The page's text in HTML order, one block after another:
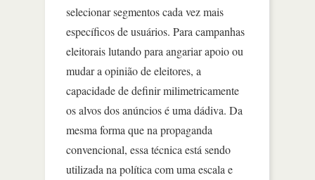
selecionar segmentos cada vez mais
específicos de usuários. Para campanhas
eleitorais lutando para angariar apoio ou
mudar a opinião de eleitores, a
capacidade de definir milimetricamente
os alvos dos anúncios é uma dádiva. Da
mesma forma que na propaganda
convencional, essa técnica está sendo
utilizada na política com uma escala e